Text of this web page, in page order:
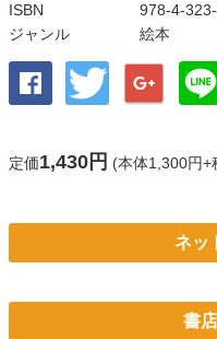
ISBN
978-4-
ジャンル
絵本
定価1,430円 (本体1,300円+
ネッ
書